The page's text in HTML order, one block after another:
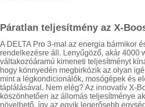
Páratlan teljesítmény az X-
A DELTA Pro 3-mal az energia bármikor
rendelkezésre áll. Lenyűgöző, akár 4000
váltakozóáramú kimeneti teljesítményt
hogy könnyedén megbirkózik az olyan
mint a légkondicionálók, mosógépek és
táplálásával. Nem elég? Az innovatív X-
köszönhetően az állomás teljesítménye
növelhető, így az egyik legerősebb